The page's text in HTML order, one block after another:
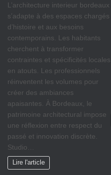
L’architecture interieur bordeaux
s’adapte à des espaces chargés
d’histoire et aux besoins
contemporains. Les habitants
cherchent à transformer
contraintes et spécificités locales
en atouts. Les professionnels
réinventent les volumes pour
créer des ambiances
apaisantes. À Bordeaux, le
patrimoine architectural impose
une réflexion entre respect du
passé et innovation discrète.
Studio…
Lire l'article